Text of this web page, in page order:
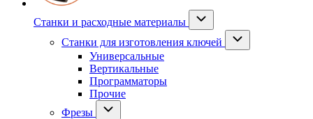
Станки и расходные материалы
Станки для изготовления ключей
Универсальные
Вертикальные
Программаторы
Прочие
Фрезы